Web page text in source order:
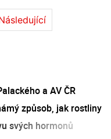
a AV ČR
způsob, jak rostliny
svých hormonů